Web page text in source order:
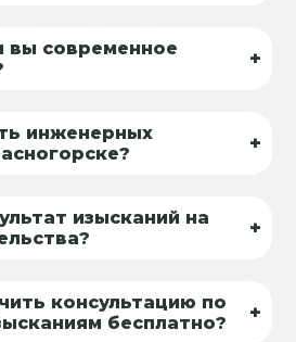
вы современное
+
инженерных
+
изысканий на
+
консультацию по
бесплатно?
+